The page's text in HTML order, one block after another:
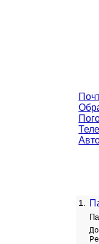
1.